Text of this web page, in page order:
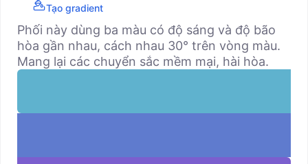
Tạo gradient
Phối này dùng ba màu có độ sáng và độ bão
hòa gần nhau, cách nhau 30° trên vòng màu.
Mang lại các chuyển sắc mềm mại, hài hòa.